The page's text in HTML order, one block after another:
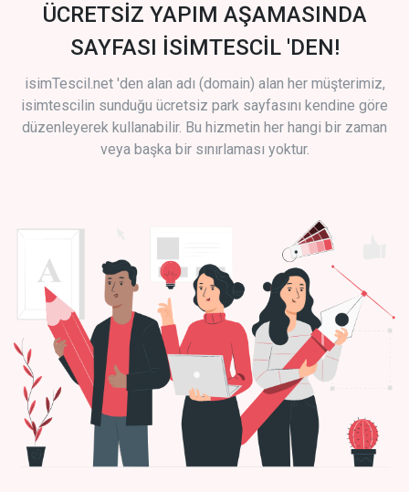
ÜCRETSİZ YAPIM AŞAMASINDA
SAYFASI İSİMTESCİL 'DEN!
isimTescil.net 'den alan adı (domain) alan her müşterimiz,
isimtescilin sunduğu ücretsiz park sayfasını kendine göre
düzenleyerek kullanabilir. Bu hizmetin her hangi bir zaman
veya başka bir sınırlaması yoktur.